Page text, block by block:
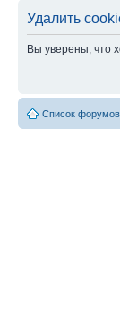
Удалить
Вы уверены, что
Список форумов